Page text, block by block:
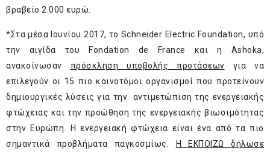
βραβείο 2.000 ευρώ.
*Στα μέσα Ιουνίου 2017, το Schneider Electric Foundation, υπό
την αιγίδα του Fondation de France και η Ashoka,
ανακοίνωσαν πρόσκληση υποβολής προτάσεων για να
επιλεγούν οι 15 πιο καινοτόμοι οργανισμοί που προτείνουν
δημιουργικές λύσεις για την αντιμετώπιση της ενεργειακής
φτώχειας και την προώθηση της ενεργειακής βιωσιμότητας
στην Ευρώπη. Η ενεργειακή φτώχεια είναι ένα από τα πιο
σημαντικά προβλήματα παγκοσμίως.
Η ΕΚΠΟΙΖΩ δήλωσε